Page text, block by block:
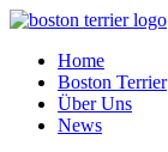
Home
Boston Terrier
Über Uns
News